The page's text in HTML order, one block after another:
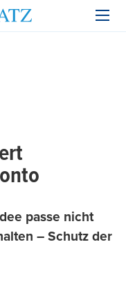
passe nicht
– Schutz der